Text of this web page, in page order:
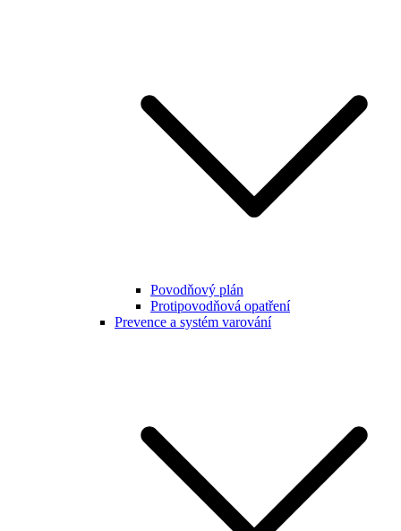
Povodňový plán
Protipovodňová opatření
Prevence a systém varování